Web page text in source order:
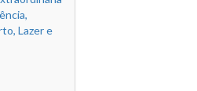
Lazer e